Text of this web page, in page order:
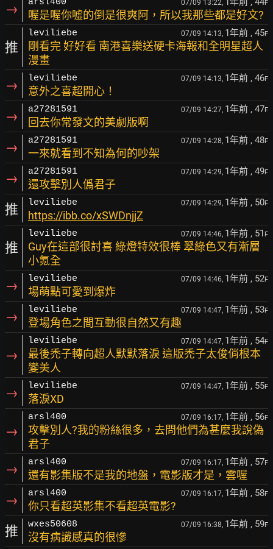
→ arsl400 07/09 13:22, F
喔是喔你噓的倒是很爽阿，所以我那些都是好文?
推
leviliebe 07/09 14:13, 1年前 , 45F
剛看完 好好看 南港喜樂送硬卡海報和全明星超人
漫畫
→ leviliebe 07/09 14:13, 1年前 , 46F
意外之喜超開心！
→ a27281591 07/09 14:27, 1年前 , 47F
回去你常發文的美劇版啊
→ a27281591 07/09 14:28, 1年前 , 48F
一來就看到不知為何的吵架
→ a27281591 07/09 14:29, 1年前 , 49F
還攻擊別人僞君子
推 leviliebe 07/09 14:29, 1年前 , 50F
https://ibb.co/xSWDnjjZ
推
leviliebe 07/09 14:46, 1年前 , 51 F
Guy在這部很討喜 綠燈特效很棒 翠綠色又有漸層
小氪全
→ leviliebe 07/09 14:46, 1年前 , 52F
場萌點可愛到爆炸
→ leviliebe 07/09 14:47, 1年前 , 53F
登場角色之間互動很自然又有趣
→
leviliebe 07/09 14:47, 1年前 , 54F
最後禿子轉向超人默默落淚 這版禿子太俊俏根本
變美人
→ leviliebe 07/09 14:47, 1年前 , 55F
落淚XD
→
arsl400 07/09 16:17, 1年前 , 56F
攻擊別人?我的粉絲很多，去問他們為甚麼我說偽
君子
→ arsl400 07/09 16:17, 1年前 , 57F
還有影集版不是我的地盤，電影版才是，雲喔
→ arsl400 07/09 16:17, 1年前 , 58F
你只看超英影集不看超英電影?
推 wxes50608 07/09 16:38, 1年前 , 59F
沒有病識感真的很慘